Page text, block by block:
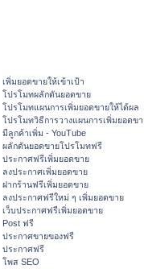
เพิ่มยอดขายให้เข้าเป้า
โปรโมทผลักดันยอดขาย
โปรโมทแผนการเพิ่มยอดขายให้ได้ผล
โปรโมทวิธีการวางแผนการเพิ่มยอดข
มีลูกค้าเพิ่ม - YouTube
ผลักดันยอดขายโปรโมทฟรี
ประกาศฟรีเพิ่มยอดขาย
ลงประกาศเพิ่มยอดขาย
ฝากร้านฟรีเพิ่มยอดขาย
ลงประกาศฟรีใหม่ ๆ เพิ่มยอดขาย
เว็บประกาศฟรีเพิ่มยอดขาย
Post ฟรี
ประกาศขายของฟรี
ประกาศฟรี
โพส SEO